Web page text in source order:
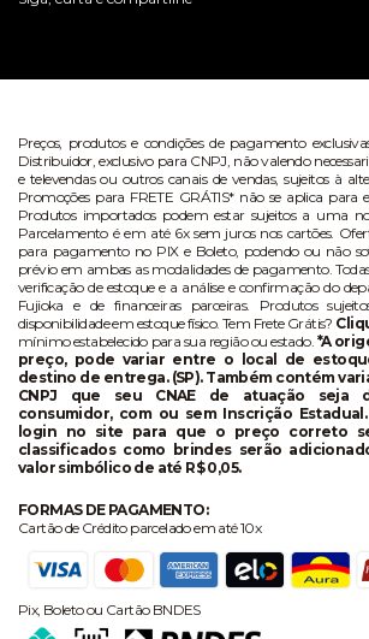
Preços, produtos e condições de pagamento
Distribuidor, exclusivo para CNPJ, não valendo
e televendas ou outros canais de vendas, sujeitos à
Promoções para FRETE GRÁTIS* não se aplica
Produtos importados podem estar sujeitos a uma
Parcelamento é em até 6x sem juros nos cartões.
para pagamento no PIX e Boleto, podendo ou não
prévio em ambas as modalidades de pagamento.
verificação de estoque e a análise e confirmação do
Fujioka e de financeiras parceiras. Produtos
disponibilidade em estoque físico. Tem Frete Grátis?
mínimo estabelecido para sua região ou estado. *A
preço, pode variar entre o local de
destino de entrega. (SP). Também contém
CNPJ que seu CNAE de atuação seja
consumidor, com ou sem Inscrição
login no site para que o preço correto
classificados como brindes serão
valor simbólico de até R$ 0,05.
FORMAS DE PAGAMENTO:
Cartão de Crédito parcelado em até 10x
Pix, Boleto ou Cartão BNDES